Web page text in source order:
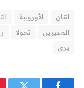
اثنان الأوروبية
المديرين
تحولا
يرى